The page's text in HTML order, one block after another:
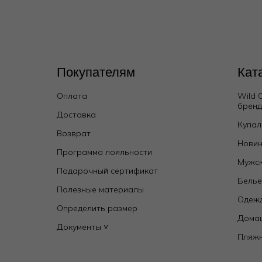
Покупателям
Оплата
Доставка
Возврат
Программа лояльности
Подарочный сертификат
Полезные материалы
Определить размер
Документы ˅
Wild
Белье